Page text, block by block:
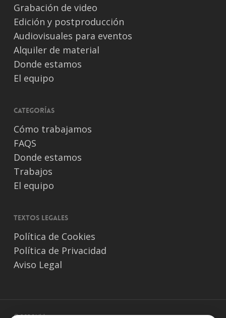
Grabación de video
Edición y postproducción
Audiovisuales para eventos
Alquiler de material
Donde estamos
El equipo
Categorías
Cómo trabajamos
FAQS
Donde estamos
Trabajos
El equipo
Textos legales
Política de Cookies
Política de Privacidad
Aviso Legal